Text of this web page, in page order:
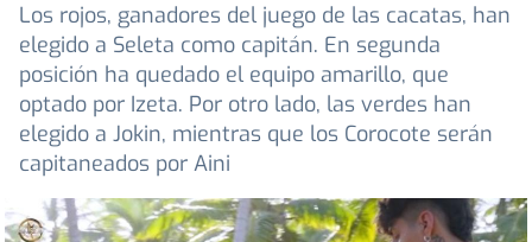
Los rojos, ganadores del juego de las cacatas, han
elegido a Seleta como capitán. En segunda
posición ha quedado el equipo amarillo, que
optado por Izeta. Por otro lado, las verdes han
elegido a Jokin, mientras que los Corocote serán
capitaneados por Aini